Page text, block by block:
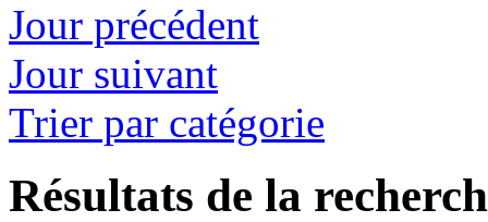
Jour précédent
Jour suivant
Trier par catégorie
Résultats de la